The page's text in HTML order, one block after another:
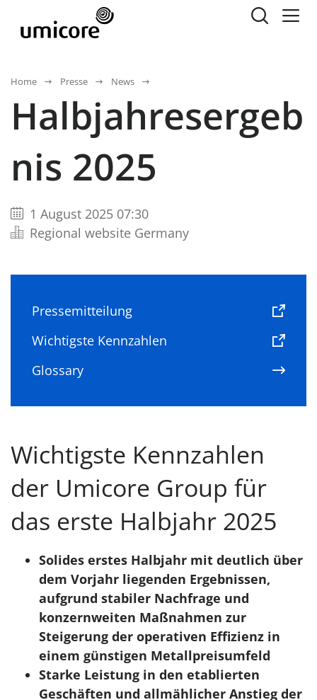
Home Presse News
Halbjahresergeb
nis 2025
1 August 2025 07:30
Regional website Germany
Pressemitteilung
Wichtigste Kennzahlen
Glossary
Wichtigste Kennzahlen
der Umicore Group für
das erste Halbjahr 2025
Solides erstes Halbjahr mit deutlich über
dem Vorjahr liegenden Ergebnissen,
aufgrund stabiler Nachfrage und
konzernweiten Maßnahmen zur
Steigerung der operativen Effizienz in
einem günstigen Metallpreisumfeld
Starke Leistung in den etablierten
Geschäften und allmählicher Anstieg der